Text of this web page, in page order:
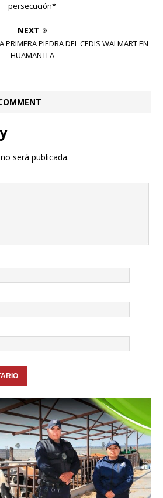
persecución*
NEXT
PRIMERA PIEDRA DEL CEDIS WALMART EN
HUAMANTLA
será publicada.